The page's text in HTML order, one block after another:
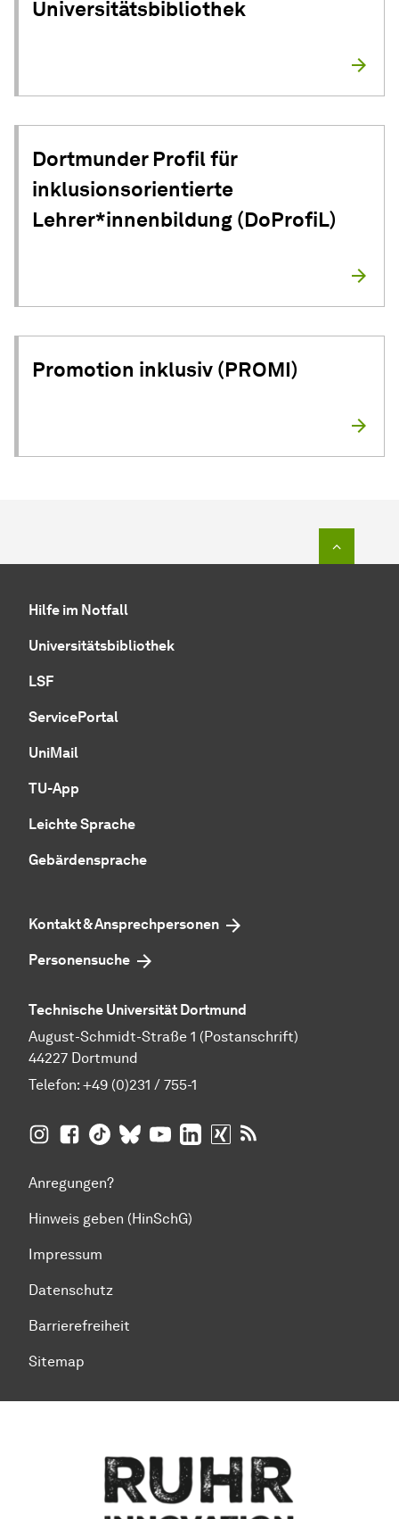
Universitätsbibliothek
Dortmunder Profil für
inklusionsorientierte
Lehrer*innenbildung (DoProfiL)
Promotion inklusiv (PROMI)
Hilfe im Notfall
Universitätsbibliothek
LSF
ServicePortal
UniMail
TU-App
Leichte Sprache
Gebärdensprache
Kontakt & Ansprechpersonen
Personensuche
Technische Universität Dortmund
August-Schmidt-Straße 1 (Postanschrift)
44227 Dortmund
Telefon: +49 (0)231 / 755-1
TU Dortmund aufInsta­gram
TU Dortmund auf Facebook
TU Dortmund auf TikTok
TU Dortmund auf BlueSky
TU Dortmund auf YouTube
TU Dortmund auf LinkedIn
TU Dortmund auf XING
Anregungen?
Hinweis geben (HinSchG)
Impressum
Datenschutz
Barrierefreiheit
Sitemap